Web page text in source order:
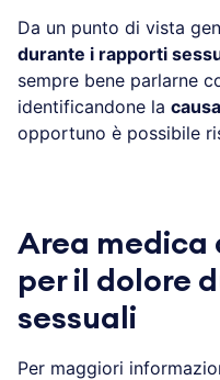
Da un punto di vista
durante i rapporti
sempre bene parlarne
identificandone la causa
opportuno è possibile
Area
per il dolore
sessuali
Per maggiori